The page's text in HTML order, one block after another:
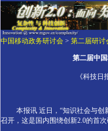
中国移动政务研讨会> 第二届研讨
第二届中
《科技日
本报讯 近日，“知识社会与创
召开，这是国内围绕创新2.0的首